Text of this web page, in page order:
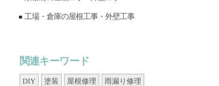
工場・倉庫の屋根工事・外壁工事
関連キーワード
DIY 塗装 屋根修理 雨漏り修理